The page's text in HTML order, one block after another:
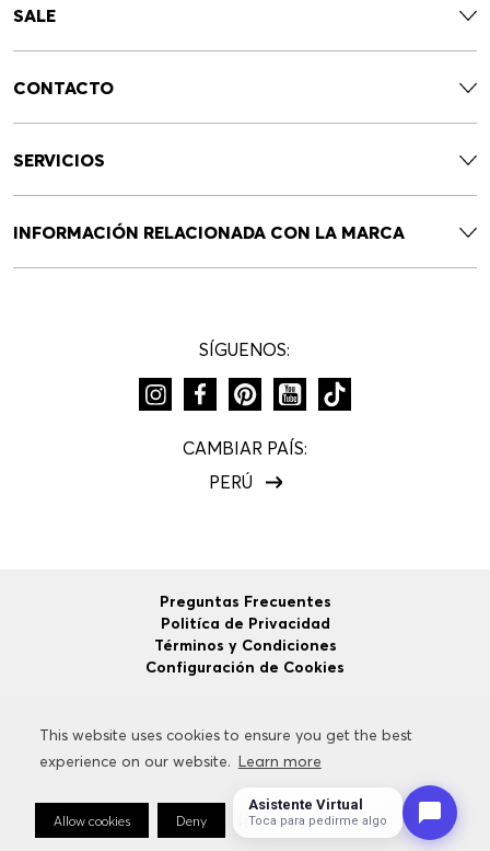
This website uses cookies to ensure you get the best
experience on our website. Learn more
Allow cookies Deny Cookie Preferences
This website uses cookies to ensure you get the best
experience on our website. Learn more
Allow cookies Deny Cookie Preferences
SALE
CONTACTO
SERVICIOS
INFORMACIÓN RELACIONADA CON LA MARCA
SÍGUENOS:
CAMBIAR PAÍS:
PERÚ
Preguntas Frecuentes
Politíca de Privacidad
Términos y Condiciones
Configuración de Cookies
© 2026 HUGO BOSS Todos los Derechos Reservados.
Asistente Virtual
Toca para pedirme algo